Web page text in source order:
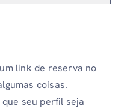
link de reserva no
coisas.
seu perfil seja